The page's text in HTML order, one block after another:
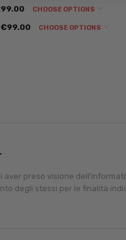
CHOOSE OPTIONS
€99.00 CHOOSE OPTIONS
aver preso visione
degli stessi per le finalità